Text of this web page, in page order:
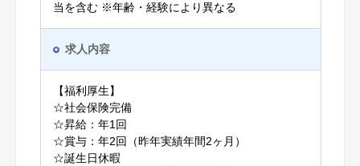
当を含む ※年齢・経験により異なる
求人内容
【福利厚生】
☆社会保険完備
☆昇給：年1回
☆賞与：年2回（昨年実績年間2ヶ月）
☆誕生日休暇